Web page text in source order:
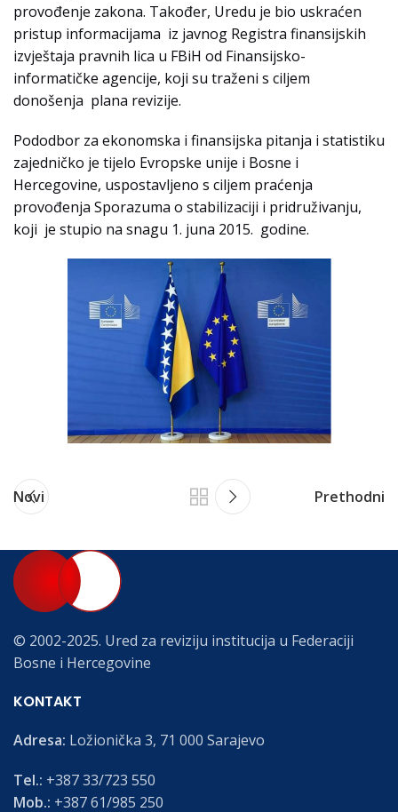
provođenje zakona. Također, Uredu je bio uskraćen
pristup informacijama iz javnog Registra finansijskih
izvještaja pravnih lica u FBiH od Finansijsko-
informatičke agencije, koji su traženi s ciljem
donošenja plana revizije.
Pododbor za ekonomska i finansijska pitanja i statistiku
zajedničko je tijelo Evropske unije i Bosne i
Hercegovine, uspostavljeno s ciljem praćenja
provođenja Sporazuma o stabilizaciji i pridruživanju,
koji je stupio na snagu 1. juna 2015. godine.
Novi Prethodni
© 2002-2025. Ured za reviziju institucija u Federaciji
Bosne i Hercegovine
KONTAKT
Adresa: Ložionička 3, 71 000 Sarajevo
Tel.: +387 33/723 550
Mob.: +387 61/985 250